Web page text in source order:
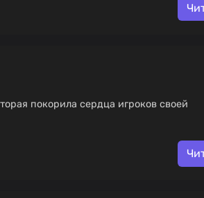
покорила сердца игроков своей